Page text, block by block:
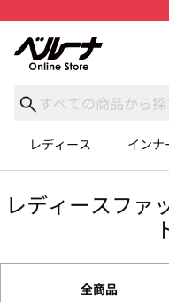
レディース インナ
レディースファ
全商品